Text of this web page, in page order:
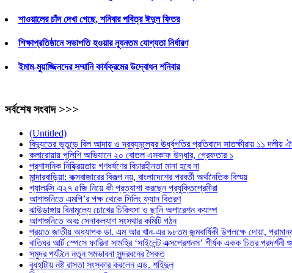
শাওয়ালের চাঁদ দেখা গেছে, শনিবার পবিত্র ঈদুল ফিতর
শিক্ষাপ্রতিষ্ঠানে সভাপতি হওয়ার ন্যূনতম যোগ্যতা নির্ধারণ
ইমাম-মুয়াজ্জিনদের সম্মানি কার্যক্রমের উদ্বোধন শনিবার
সর্বশেষ সংবাদ >>>
(Untitled)
বিদ্যুতের ভূতুড়ে বিল আদায় ও দ্রব্যমূল্যের ঊর্ধ্বগতির প্রতিবাদে সাতক্ষীরায় ১১ দলীয়
কলারোয়ায় পুলিশি অভিযানে ২০ বোতল এসকাফ উদ্ধার, গ্রেফতার ১
প্রশাসনিক নিষ্ক্রিয়তায় গণধর্ষণের বিচারহীনতা মানা হবে না
মান্দারবাড়িয়া: কক্সবাজারের বিকল্প নয়, বাংলাদেশের পরবর্তী অর্থনৈতিক বিস্ময়
গ্যালাক্সি এ২৭ ৫জি নিয়ে কী প্রত্যাশা করছেন প্রযুক্তিপ্রেমীরা
আশাশুনিতে এমপি’র পক্ষ থেকে সিলিং ফ্যান বিতরণ
ঝাউডাঙ্গায় বিনামূল্যে চোখের চিকিৎসা ও ছানি অপারেশন ক্যাম্প
আশাশুনিতে অবঃ সেনাকল্যাণ সংস্থার কমিটি গঠন
প্রয়াত জাতীয় অধ্যাপক ডা. এম আর খান-এর ৯৮তম জন্মবার্ষিকী উপলক্ষে দোয়া,
বাতিঘর আর্ট স্পেসে ফারিনা সামহির ‘সাইলেন্ট এক্সপ্রেশনস’ শীর্ষক একক চিত্র প্রদর্শনী
সমুদ্র পর্যটনে নতুন সম্ভাবনা সুন্দরবনের সৈকত
বুধহাটায় নষ্ট রাস্তা সংস্কার করলেন এড. শহিদুল